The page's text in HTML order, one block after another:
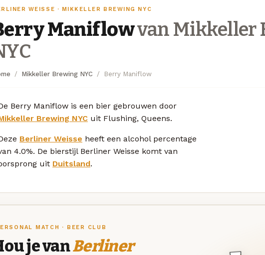
WEISSE · MIKKELLER BREWING NYC
Maniflowvan Mikkeller
Mikkeller Brewing NYC Berry Maniflow
Berry Maniflow is een bier gebrouwen door
Brewing NYC uit Flushing, Queens.
Berliner Weisse heeft een alcohol percentage
4.0%. De bierstijl Berliner Weisse komt van
uit Duitsland.
MATCH · BEER CLUB
je vanBerliner